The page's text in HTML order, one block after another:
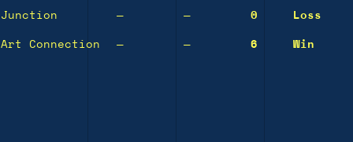
Junction — — 0 Loss
Art Connection — — 6 Win